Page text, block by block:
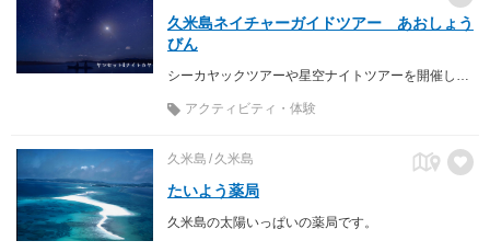
久米島ネイチャーガイドツアー あおしょう
びん
アクティビティ・体験
久米島 久米島
たいよう薬局
久米島の太陽いっぱいの薬局です。